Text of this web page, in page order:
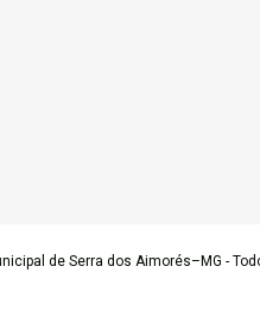
de Serra dos Aimorés–MG -